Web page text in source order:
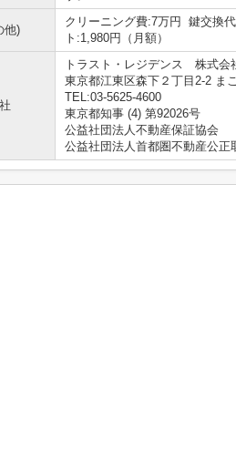
他)
クリーニング費:7万円 鍵交換
ト:1,980円（月額）
トラスト・レジデンス 株式
東京都江東区森下２丁目2-2 ま
TEL:03-5625-4600
東京都知事 (4) 第92026号
公益社団法人不動産保証協会
公益社団法人首都圏不動産公正